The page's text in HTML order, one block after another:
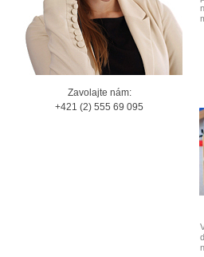
Zavolajte nám:
+421 (2) 555 69 095